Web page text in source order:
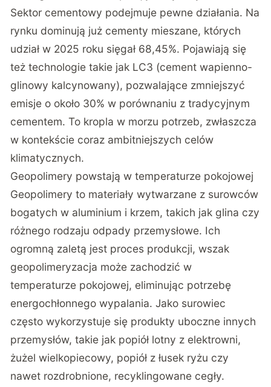
Sektor cementowy podejmuje pewne działania. Na
rynku dominują już cementy mieszane, których
udział w 2025 roku sięgał 68,45%. Pojawiają się
też technologie takie jak LC3 (cement wapienno-
glinowy kalcynowany), pozwalające zmniejszyć
emisje o około 30% w porównaniu z tradycyjnym
cementem. To kropla w morzu potrzeb, zwłaszcza
w kontekście coraz ambitniejszych celów
klimatycznych.
Geopolimery powstają w temperaturze pokojowej
Geopolimery to materiały wytwarzane z surowców
bogatych w aluminium i krzem, takich jak glina czy
różnego rodzaju odpady przemysłowe. Ich
ogromną zaletą jest proces produkcji, wszak
geopolimeryzacja może zachodzić w
temperaturze pokojowej, eliminując potrzebę
energochłonnego wypalania. Jako surowiec
często wykorzystuje się produkty uboczne innych
przemysłów, takie jak popiół lotny z elektrowni,
żużel wielkopiecowy, popiół z łusek ryżu czy
nawet rozdrobnione, recyklingowane cegły.